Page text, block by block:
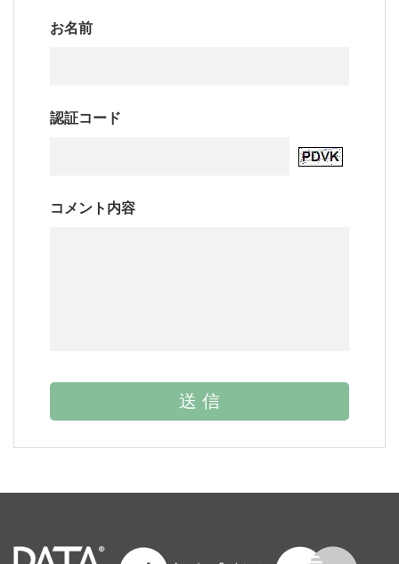
お名前
認証コード
コメント内容